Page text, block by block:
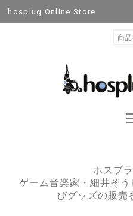
hosplug Online Store
ホスプ
ゲーム音楽家・細井そ
びグッズの販売